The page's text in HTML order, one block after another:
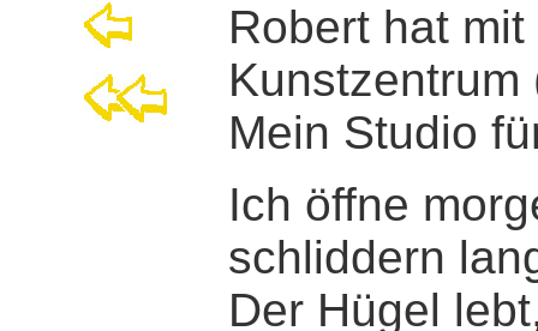
Robert hat
Mein Studio
Ich öffne
schliddern
Der Hügel